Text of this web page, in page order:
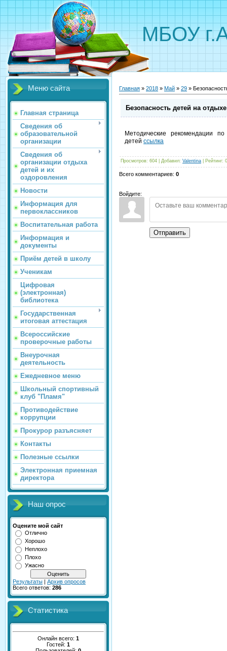
МБОУ
Меню сайта
Главная страница
Сведения об
образовательной
организации
Сведения об
организации отдыха
детей и их
оздоровления
Новости
Информация для
первоклассников
Воспитательная работа
Информация и
документы
Приём детей в школу
Ученикам
Цифровая
(электронная)
библиотека
Государственная
итоговая аттестация
Всероссийские
проверочные работы
Внеурочная
деятельность
Ежедневное меню
Школьный спортивный
клуб "Пламя"
Противодействие
коррупции
Прокурор разъясняет
Контакты
Полезные ссылки
Электронная приемная
директора
Наш опрос
Оцените мой сайт
Отлично
Хорошо
Неплохо
Плохо
Ужасно
Результаты | Архив опросов
Всего ответов: 286
Статистика
Онлайн всего: 1
Гостей: 1
Главная » 2018 » Май » 29 »
Безопасность детей на отдыхе
Методические рекомендации
детей ссылка
Просмотров: 604 Добавил: Valentina Рейтинг:
Всего комментариев: 0
Войдите:
Отправить